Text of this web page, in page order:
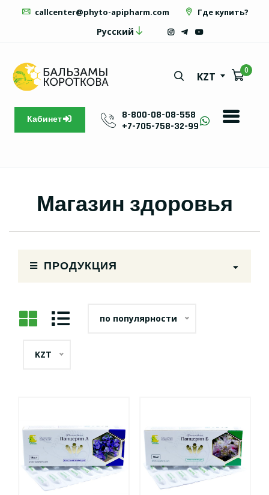
callcenter@phyto-apipharm.com Где купить?
Русский
KZT
0
Кабинет
8-800-08-08-558
+7-705-758-32-99
Магазин здоровья
ПРОДУКЦИЯ
по популярности
KZT